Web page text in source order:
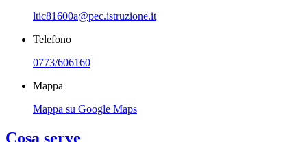
ltic81600a@pec.istruzione.it
Telefono
0773/606160
Mappa
Mappa su Google Maps
Cosa serve